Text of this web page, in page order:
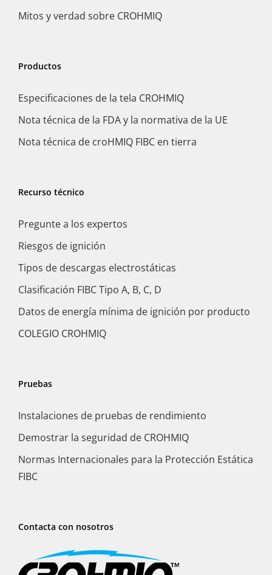
Mitos y verdad sobre CROHMIQ
Productos
Especificaciones de la tela CROHMIQ
Nota técnica de la FDA y la normativa de la UE
Nota técnica de croHMIQ FIBC en tierra
Recurso técnico
Pregunte a los expertos
Riesgos de ignición
Tipos de descargas electrostáticas
Clasificación FIBC Tipo A, B, C, D
Datos de energía mínima de ignición por producto
COLEGIO CROHMIQ
Pruebas
Instalaciones de pruebas de rendimiento
Demostrar la seguridad de CROHMIQ
Normas Internacionales para la Protección Estática
FIBC
Contacta con nosotros